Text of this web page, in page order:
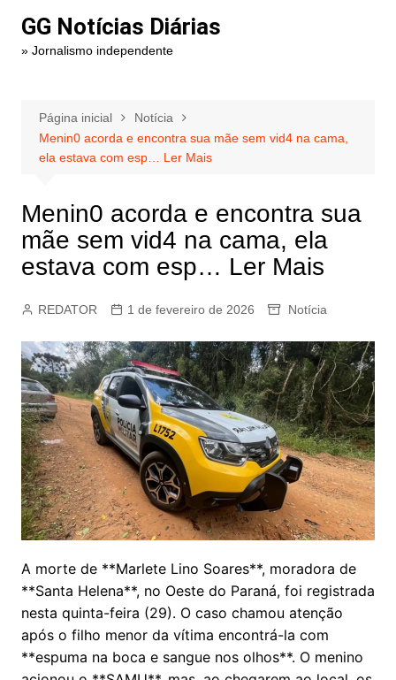
paraGG Notícias Diárias
» Jornalismo independente
Página inicial
Notícia
Menin0 acorda e encontra sua mãe sem vid4 na cama,
ela estava com esp… Ler Mais
Menin0 acorda e encontra sua
mãe sem vid4 na cama, ela
estava com esp… Ler Mais
REDATOR 1 de fevereiro de 2026 Notícia
A morte de **Marlete Lino Soares**, moradora de
**Santa Helena**, no Oeste do Paraná, foi registrada
nesta quinta-feira (29). O caso chamou atenção
após o filho menor da vítima encontrá-la com
**espuma na boca e sangue nos olhos**. O menino